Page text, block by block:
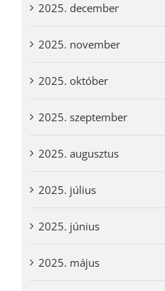
2025. december
2025. november
2025. október
2025. szeptember
2025. augusztus
2025. július
2025. június
2025. május